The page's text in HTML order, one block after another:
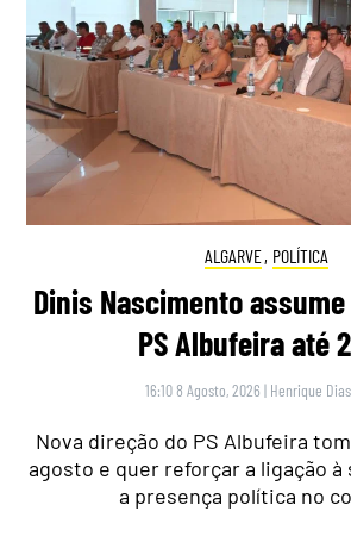
ALGARVE, POLÍTICA
Dinis Nascimento
PS Albufeira até
16:10 8 Agosto, 2026 | Henrique
Nova direção do PS Albufeira
agosto e quer reforçar a ligação
a presença política no